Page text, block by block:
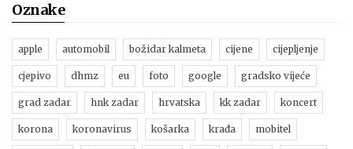
Oznake
apple automobil božidar kalmeta cijene cijepljenje
cjepivo dhmz eu foto google gradsko vijeće
grad zadar hnk zadar hrvatska kk zadar koncert
korona koronavirus košarka krađa mobitel